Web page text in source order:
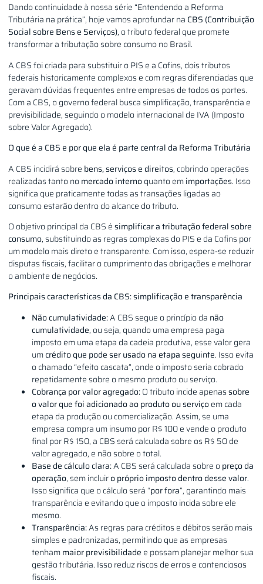
Dando continuidade à nossa série “Entendendo a Reforma
Tributária na prática”, hoje vamos aprofundar na CBS (Contribuição
Social sobre Bens e Serviços), o tributo federal que promete
transformar a tributação sobre consumo no Brasil.
A CBS foi criada para substituir o PIS e a Cofins, dois tributos
federais historicamente complexos e com regras diferenciadas que
geravam dúvidas frequentes entre empresas de todos os portes.
Com a CBS, o governo federal busca simplificação, transparência e
previsibilidade, seguindo o modelo internacional de IVA (Imposto
sobre Valor Agregado).
O que é a CBS e por que ela é parte central da Reforma Tributária
A CBS incidirá sobre bens, serviços e direitos, cobrindo operações
realizadas tanto nomercado internoquanto emimportações. Isso
significa que praticamente todas as transações ligadas ao
consumo estarão dentro do alcance do tributo.
O objetivo principal da CBS ésimplificar a tributação federal sobre
consumo, substituindo as regras complexas do PIS e da Cofins por
um modelo mais direto e transparente. Com isso, espera-se reduzir
disputas fiscais, facilitar o cumprimento das obrigações e melhorar
o ambiente de negócios.
Principais características da CBS: simplificação e transparência
Não cumulatividade:A CBS segue o princípio da não
cumulatividade, ou seja, quando uma empresa paga
imposto em uma etapa da cadeia produtiva, esse valor gera
umcrédito que pode ser usado na etapa seguinte. Isso evita
o chamado “efeito cascata”, onde o imposto seria cobrado
repetidamente sobre o mesmo produto ou serviço.
Cobrança por valor agregado:O tributo incide apenassobre
o valor que foi adicionado ao produtoou serviçoem cada
etapa da produção ou comercialização. Assim, se uma
empresa compra um insumo por R$ 100 e vende o produto
final por R$ 150, a CBS será calculada sobre os R$ 50 de
valor agregado, e não sobre o total.
Base de cálculo clara:A CBS será calculada sobre opreço da
operação, sem incluiro próprio imposto dentro desse valor.
Isso significa que o cálculo será “por fora”, garantindo mais
transparência e evitando que o imposto incida sobre ele
mesmo.
Transparência:As regras para créditos e débitos serão mais
simples e padronizadas, permitindo que as empresas
tenhammaior previsibilidade e possam planejar melhor sua
gestão tributária. Isso reduz riscos de erros e contenciosos
fiscais.